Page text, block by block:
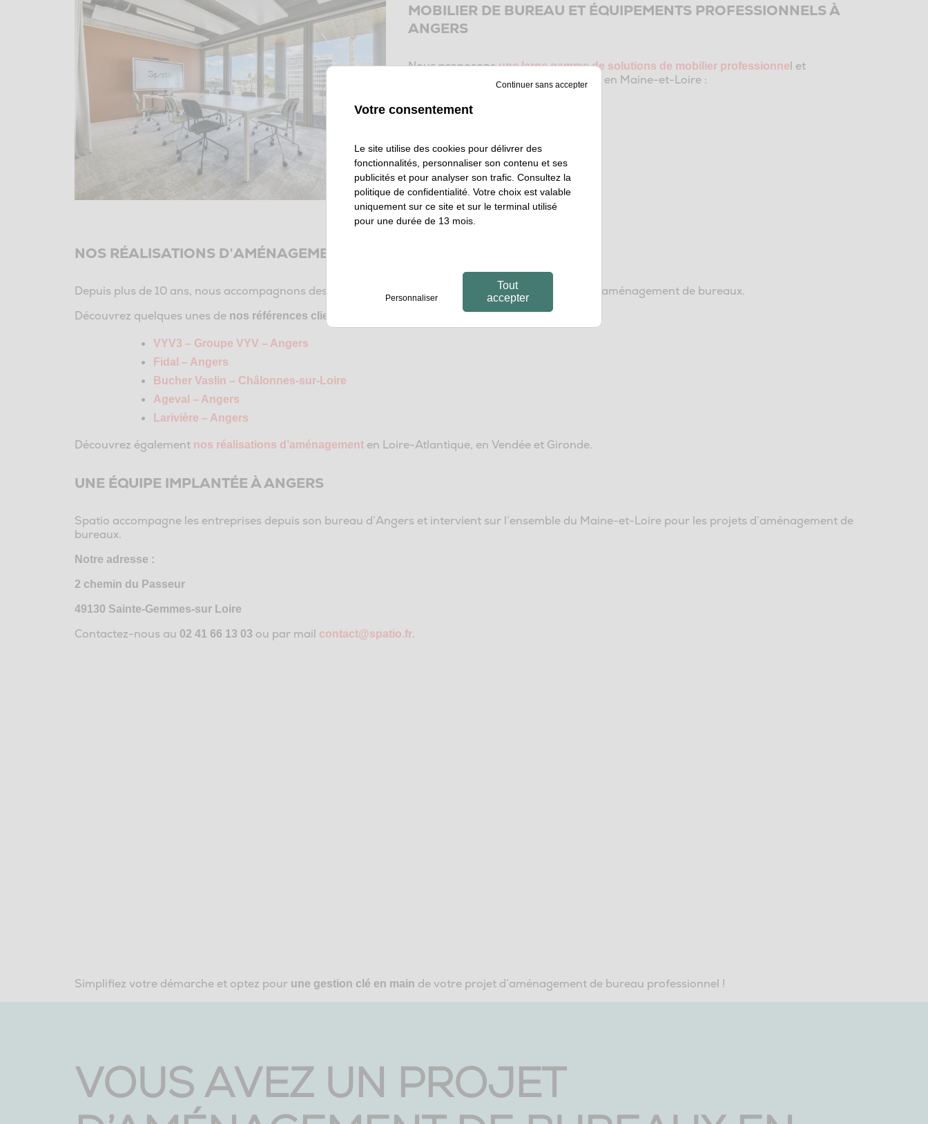
MOBILIER DE BUREAU ET ÉQUIPEMENTS PROFESSIONNELS À
ANGERS
Nous proposonsune large gamme de solutions de mobilier professionnel et
agencement sur mesure à Angers et en Maine-et-Loire :
bureaux
tables de réunion
cabines acoustiques
banques d’accueil
NOS RÉALISATIONS D’AMÉNAGEMENT D’ESPACES DE TRAVAIL À ANGERS
Depuis plus de 10 ans, nous accompagnons des entreprises du Maine-et-Loire dans leurs projets d’aménagement de bureaux.
Découvrez quelques unes de nos références clients en Maine-et-Loire
VYV3 – Groupe VYV – Angers
Fidal – Angers
Bucher Vaslin – Châlonnes-sur-Loire
Ageval – Angers
Larivière – Angers
Découvrez égalementnos réalisations d’aménagementen Loire-Atlantique, en Vendée et Gironde.
UNE ÉQUIPE IMPLANTÉE À ANGERS
Spatio accompagne les entreprises depuis son bureau d’Angers et intervient sur l’ensemble du Maine-et-Loire pour les projets d’aménagement de
bureaux.
Notre adresse :
2 chemin du Passeur
49130 Sainte-Gemmes-sur Loire
Contactez-nous au 02 41 66 13 03 ou par mail contact@spatio.fr.
Simplifiez votre démarche et optez pour une gestion clé en main de votre projet d’aménagement de bureau professionnel !
VOUS AVEZ UN PROJET
Votre consentement
Le site utilise des cookies pour délivrer des
fonctionnalités, personnaliser son contenu et ses
publicités et pour analyser son trafic. Consultez la
politique de confidentialité . Votre choix est valable
uniquement sur ce site et sur le terminal utilisé
pour une durée de 13 mois.
Tout
accepter
Personnaliser
Continuer sans accepter